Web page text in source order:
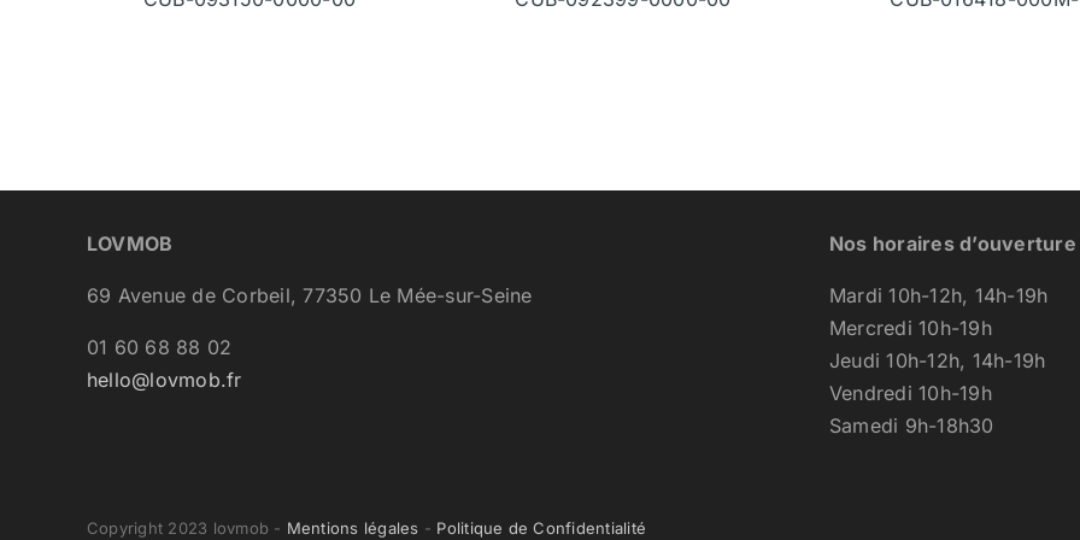
LOVMOB
69 Avenue de Corbeil, 77350 Le Mée-sur-Seine
01 60 68 88 02
hello@lovmob.fr
Nos horaires d’ouverture
Mardi 10h-12h, 14h-19h
Mercredi 10h-19h
Jeudi 10h-12h, 14h-19h
Vendredi 10h-19h
Samedi 9h-18h30
Copyright 2023 lovmob - Mentions légales - Politique de Confidentialité